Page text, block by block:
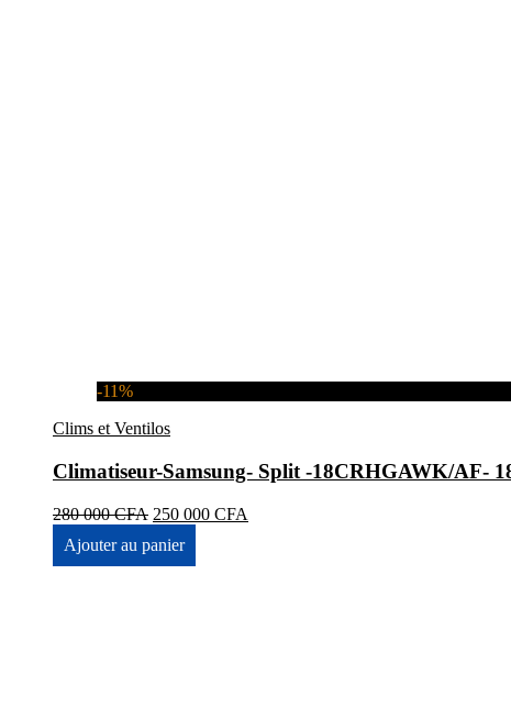
-11%
Clims et Ventilos
Climatiseur-Samsung- Split -18CRHGAWK/AF-
280 000CFA Le
initial
était :
250 000 CFA
Ajouter au panier